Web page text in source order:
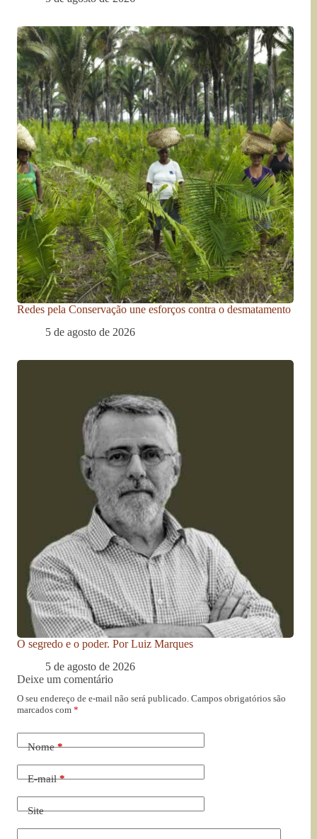
Redes pela Conservação une esforços contra o desmatamento
5 de agosto de 2026
O segredo e o poder. Por Luiz Marques
5 de agosto de 2026
Deixe um comentário
O seu endereço de e-mail não será publicado. Campos obrigatórios são
marcados com *
Nome*
E-mail*
Site